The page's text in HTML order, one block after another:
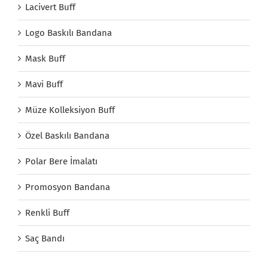
Lacivert Buff
Logo Baskılı Bandana
Mask Buff
Mavi Buff
Müze Kolleksiyon Buff
Özel Baskılı Bandana
Polar Bere İmalatı
Promosyon Bandana
Renkli Buff
Saç Bandı